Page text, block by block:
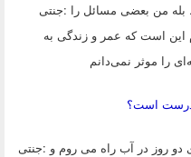
جنتی: بله من بعضی مسائل را
این است که عمر و زندگی به
را موثر نمی‌دانم
درست است؟
جنتی: روز در آب راه می روم و